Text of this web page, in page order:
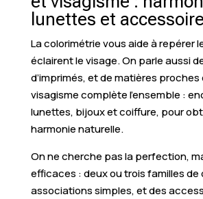
lunettes et
La colorimétrie vous aide à repérer
éclairent le visage. On parle aussi
d’imprimés, et de matières proches
visagisme complète l’ensemble :
lunettes, bijoux et coiffure, pour
harmonie naturelle.
On ne cherche pas la perfection,
efficaces : deux ou trois familles de
associations simples, et des